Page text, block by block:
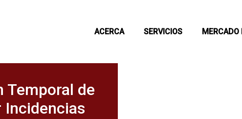
ACERCA SERVICIOS MERCADO
Temporal de
Incidencias